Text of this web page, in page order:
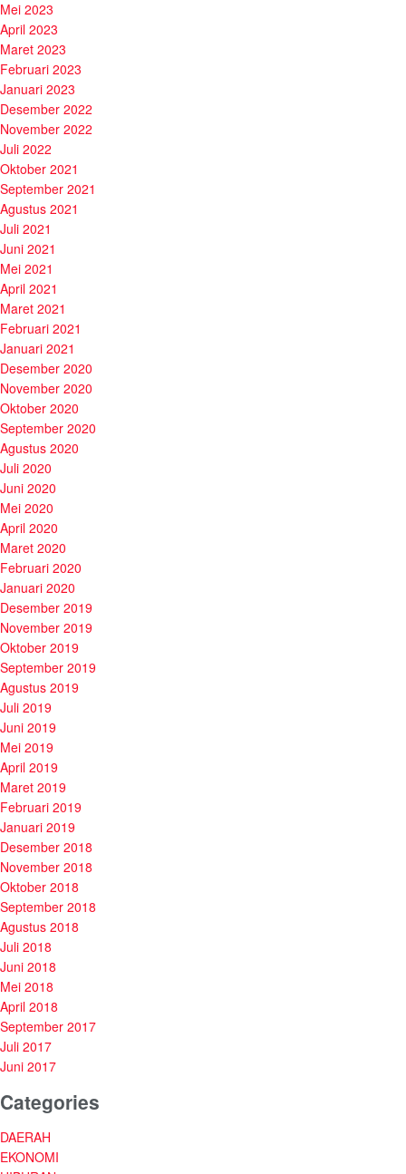
Mei 2023
April 2023
Maret 2023
Februari 2023
Januari 2023
Desember 2022
November 2022
Juli 2022
Oktober 2021
September 2021
Agustus 2021
Juli 2021
Juni 2021
Mei 2021
April 2021
Maret 2021
Februari 2021
Januari 2021
Desember 2020
November 2020
Oktober 2020
September 2020
Agustus 2020
Juli 2020
Juni 2020
Mei 2020
April 2020
Maret 2020
Februari 2020
Januari 2020
Desember 2019
November 2019
Oktober 2019
September 2019
Agustus 2019
Juli 2019
Juni 2019
Mei 2019
April 2019
Maret 2019
Februari 2019
Januari 2019
Desember 2018
November 2018
Oktober 2018
September 2018
Agustus 2018
Juli 2018
Juni 2018
Mei 2018
April 2018
September 2017
Juli 2017
Juni 2017
Categories
DAERAH
EKONOMI